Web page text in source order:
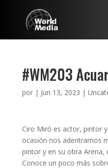
#WM203
por | Jun 13, 2023 |
Ciro Miró es actor, pintor
ocasión nos adentramos
pintor y en su obra Arena,
Conoce un poco más